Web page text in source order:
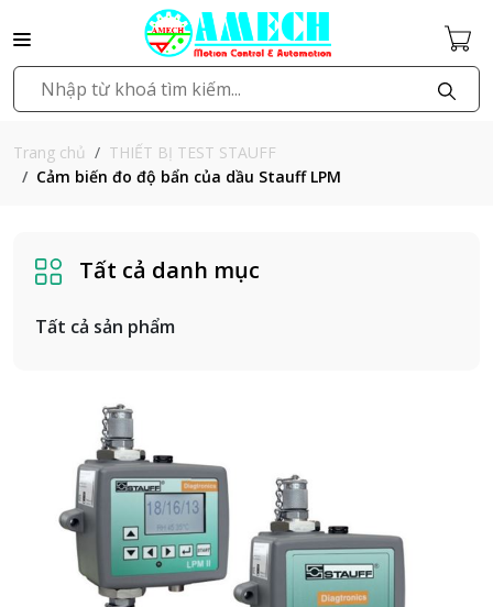
Trang chủ
THIẾT BỊ TEST STAUFF
Cảm biến đo độ bẩn của dầu Stauff LPM
Tất cả danh mục
Tất cả sản phẩm